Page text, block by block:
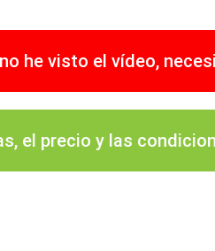
he visto el vídeo,
el precio y las